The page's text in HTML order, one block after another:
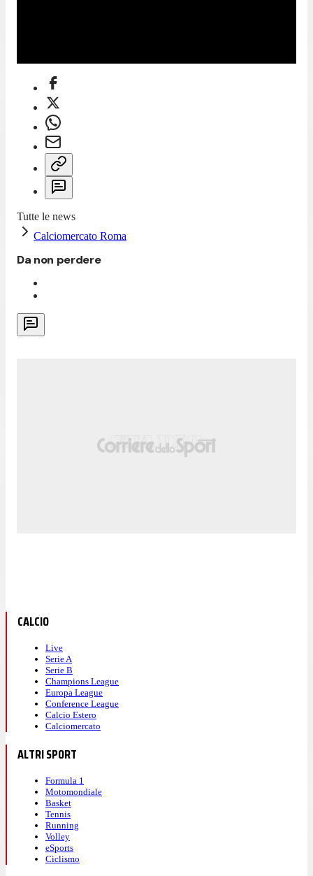
Tutte le news
Calciomercato Roma
Da non perdere
CALCIO
Live
Serie A
Serie B
Champions League
Europa League
Conference League
Calcio Estero
Calciomercato
ALTRI SPORT
Formula 1
Motomondiale
Basket
Tennis
Running
Volley
eSports
Ciclismo